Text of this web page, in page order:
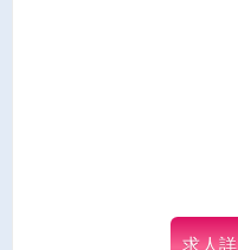
求人